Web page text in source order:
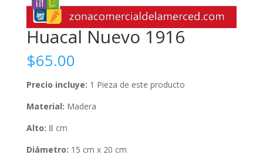
Huacal Nuevo 1916
$65.00
Precio incluye: 1 Pieza de este producto
Material: Madera
Alto: 8 cm
Diámetro: 15 cm x 20 cm